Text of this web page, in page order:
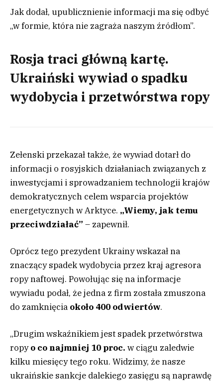
Jak dodał, upublicznienie informacji ma się odbyć
„w formie, która nie zagraża naszym źródłom”.
Rosja traci główną kartę.
Ukraiński wywiad o spadku
wydobycia i przetwórstwa ropy
Zełenski przekazał także, że wywiad dotarł do
informacji o rosyjskich działaniach związanych z
inwestycjami i sprowadzaniem technologii krajów
demokratycznych celem wsparcia projektów
energetycznych w Arktyce. „Wiemy, jak temu
przeciwdziałać” – zapewnił.
Oprócz tego prezydent Ukrainy wskazał na
znaczący spadek wydobycia przez kraj agresora
ropy naftowej. Powołując się na informacje
wywiadu podał, że jedna z firm została zmuszona
do zamknięcia około 400 odwiertów.
„Drugim wskaźnikiem jest spadek przetwórstwa
ropyo co najmniej 10 proc. w ciągu zaledwie
kilku miesięcy tego roku. Widzimy, że nasze
ukraińskie sankcje dalekiego zasięgu są naprawdę